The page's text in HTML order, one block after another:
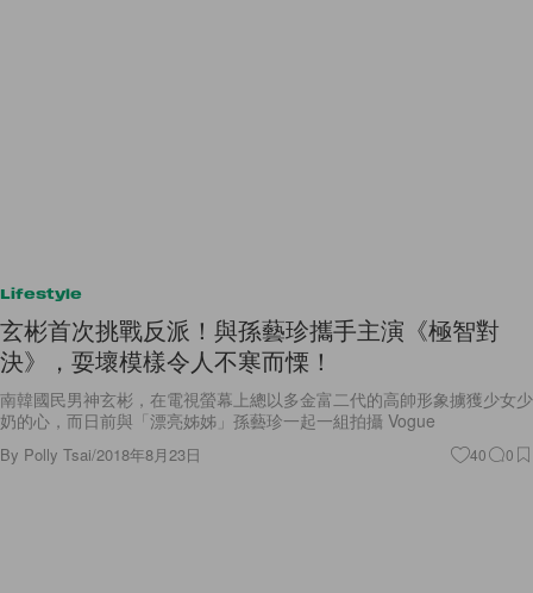
Lifestyle
玄彬首次挑戰反派！與孫藝珍攜手主演《極智對
決》，耍壞模樣令人不寒而慄！
南韓國民男神玄彬，在電視螢幕上總以多金富二代的高帥形象擄獲少女少
奶的心，而日前與「漂亮姊姊」孫藝珍一起一組拍攝 Vogue
By Polly Tsai/2018年8月23日 40 0